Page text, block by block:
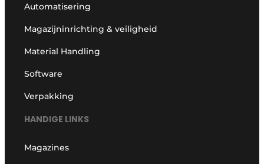
Automatisering
Magazijninrichting & veiligheid
Material Handling
Software
Verpakking
HANDIGE LINKS
Magazines